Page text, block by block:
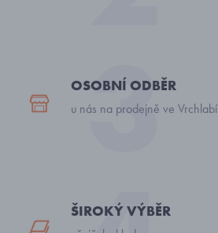
OSOBNÍ ODBĚR
u nás na prodejně ve Vrchlabí
ŠIROKÝ VÝBĚR